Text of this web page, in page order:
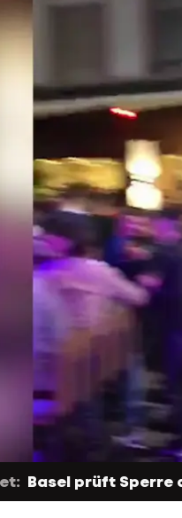
Basel prüft Sperre